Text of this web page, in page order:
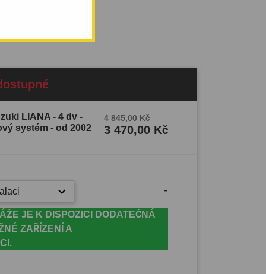
LIANA - 4 dv -
systém - od 2002
4 845,00 Kč
3 470,00 Kč
-
JE K DISPOZICI DODATEČNÁ
ZAŘÍZENÍ A